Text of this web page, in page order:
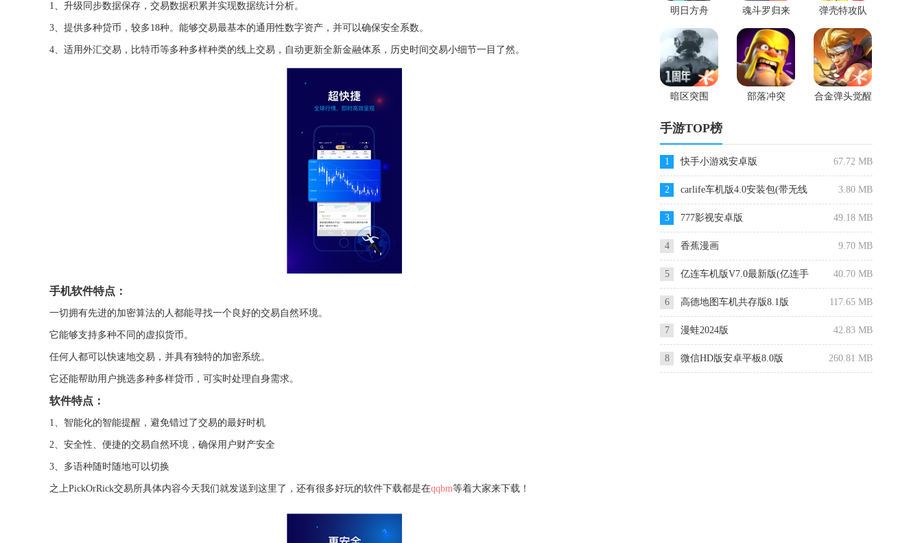
1、升级同步数据保存，交易数据积累并实现数据统计分析。
3、提供多种贷币，较多18种。能够交易最基本的通用性数字资产，并可以确保安全系数。
4、适用外汇交易，比特币等多种多样种类的线上交易，自动更新全新金融体系，历史时间交易小细节一目了然。
手机软件特点：
一切拥有先进的加密算法的人都能寻找一个良好的交易自然环境。
它能够支持多种不同的虚拟货币。
任何人都可以快速地交易，并具有独特的加密系统。
它还能帮助用户挑选多种多样贷币，可实时处理自身需求。
软件特点：
1、智能化的智能提醒，避免错过了交易的最好时机
2、安全性、便捷的交易自然环境，确保用户财产安全
3、多语种随时随地可以切换
之上PickOrRick交易所具体内容今天我们就发送到这里了，还有很多好玩的软件下载都是在qqbm等着大家来下载！
明日方舟 魂斗罗归来 弹壳特攻队
暗区突围 部落冲突 合金弹头觉醒
手游TOP榜
67.72 MB
1 快手小游戏安卓版
3.80 MB
2
carlife车机版4.0安装包(带无线
WIFI)
49.18 MB
3 777影视安卓版
9.70 MB
4 香蕉漫画
40.70 MB
5
亿连车机版V7.0最新版(亿连手
机互联)
117.65 MB
6 高德地图车机共存版8.1版
42.83 MB
7 漫蛙2024版
260.81 MB
8 微信HD版安卓平板8.0版